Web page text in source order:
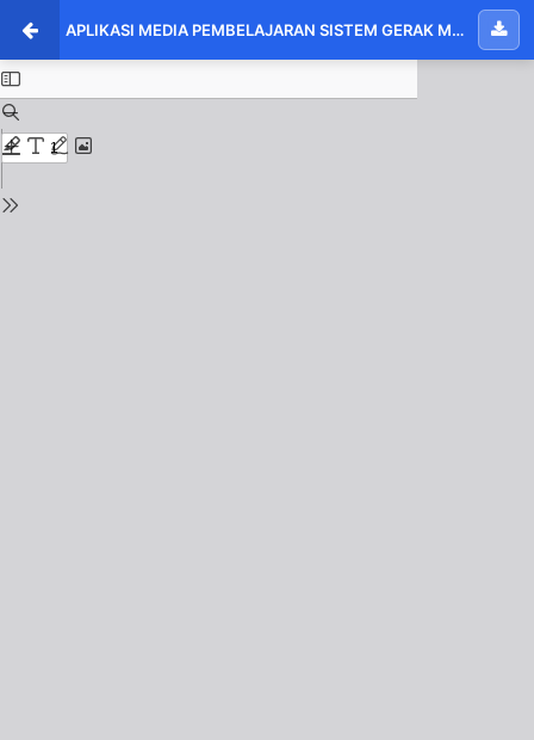
APLIKASI MEDIA PEMBELAJARAN SISTEM GERAK MANUSIA PADA PELAJARAN IPA TERPADU DI SMP PONDOK PESANTREN BABUSALAM